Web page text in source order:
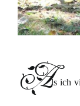
Als ich